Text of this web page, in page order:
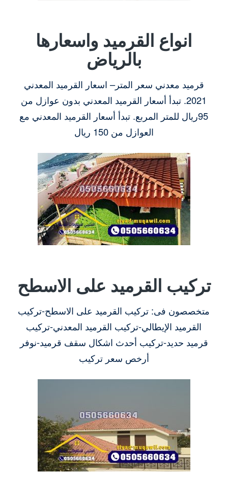
انواع القرميد واسعارها
بالرياض
قرميد معدني سعر المتر– اسعار القرميد المعدني
2021. تبدأ أسعار القرميد المعدني بدون عوازل من
95ريال للمتر المربع. تبدأ أسعار القرميد المعدني مع
العوازل من 150 ريال
تركيب القرميد على الاسطح
متخصصون فى: تركيب القرميد على الاسطح-تركيب
القرميد الإيطالي-تركيب القرميد المعدني-تركيب
قرميد حديد-تركيب أحدث اشكال سقف قرميد-نوفر
أرخص سعر تركيب